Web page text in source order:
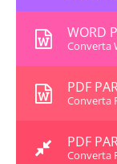
WORD
Converta
PDF
Converta
PDF
Converta